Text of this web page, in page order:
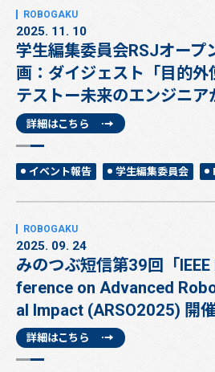
2025. 11. 10
学生編集委員会RSJオープ
画：ダイジェスト「目的外
テストー未来のエンジニア
詳細はこちら
イベント報告 学生編集委員会
2025. 09. 24
みのつぶ短信第39回「
ference on Advanced
al Impact (ARSO2025) 開催
詳細はこちら